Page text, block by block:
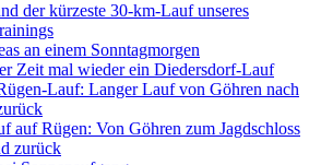
der kürzeste 30-km-Lauf unseres
an einem Sonntagmorgen
Zeit mal wieder ein Diedersdorf-Lauf
Lauf: Langer Lauf von Göhren nach
auf Rügen: Von Göhren zum Jagdschloss
zurück